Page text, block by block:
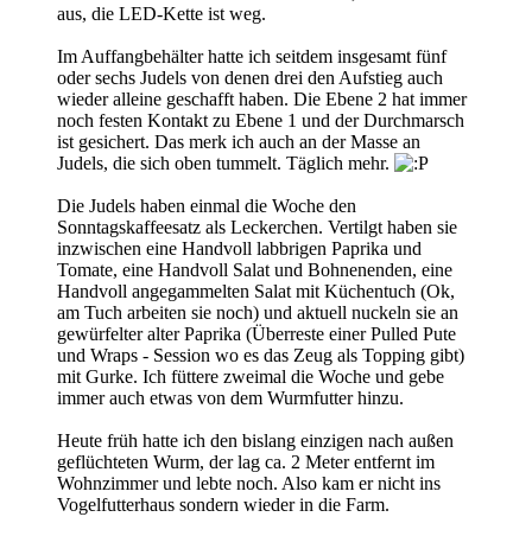
aus, die LED-Kette ist weg.
Im Auffangbehälter hatte ich seitdem insgesamt fünf
oder sechs Judels von denen drei den Aufstieg auch
wieder alleine geschafft haben. Die Ebene 2 hat immer
noch festen Kontakt zu Ebene 1 und der Durchmarsch
ist gesichert. Das merk ich auch an der Masse an
Judels, die sich oben tummelt. Täglich mehr.
Die Judels haben einmal die Woche den
Sonntagskaffeesatz als Leckerchen. Vertilgt haben sie
inzwischen eine Handvoll labbrigen Paprika und
Tomate, eine Handvoll Salat und Bohnenenden, eine
Handvoll angegammelten Salat mit Küchentuch (Ok,
am Tuch arbeiten sie noch) und aktuell nuckeln sie an
gewürfelter alter Paprika (Überreste einer Pulled Pute
und Wraps - Session wo es das Zeug als Topping gibt)
mit Gurke. Ich füttere zweimal die Woche und gebe
immer auch etwas von dem Wurmfutter hinzu.
Heute früh hatte ich den bislang einzigen nach außen
geflüchteten Wurm, der lag ca. 2 Meter entfernt im
Wohnzimmer und lebte noch. Also kam er nicht ins
Vogelfutterhaus sondern wieder in die Farm.